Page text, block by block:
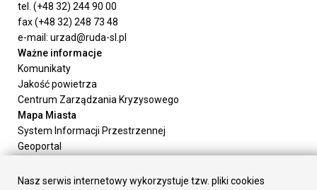
tel. (+48 32) 244 90 00
fax (+48 32) 248 73 48
e-mail: urzad@ruda-sl.pl
Ważne informacje
Komunikaty
Jakość powietrza
Centrum Zarządzania Kryzysowego
Mapa Miasta
System Informacji Przestrzennej
Geoportal
Załatw sprawę
Nasz serwis internetowy wykorzystuje tzw. pliki cookies